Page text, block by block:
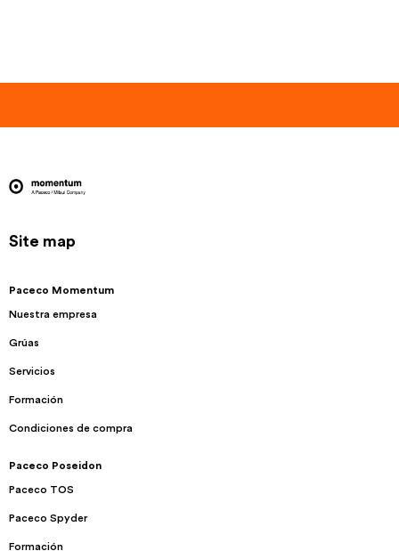
Site map
Paceco Momentum
Nuestra empresa
Grúas
Servicios
Formación
Condiciones de compra
Paceco Poseidon
Paceco TOS
Paceco Spyder
Formación